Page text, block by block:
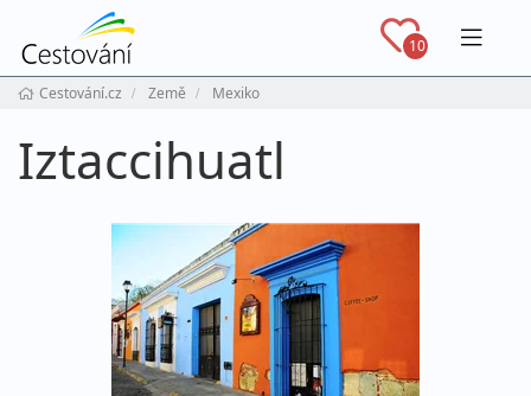
10
Cestování.cz Země Mexiko
Iztaccihuatl